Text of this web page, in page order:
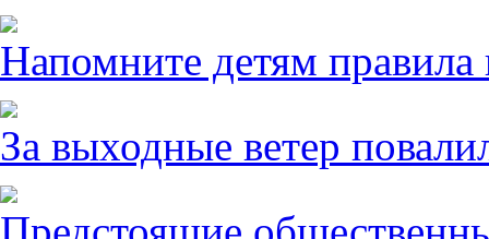
Напомните детям правила
За выходные ветер